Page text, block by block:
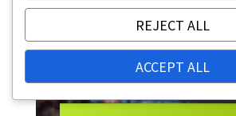
REJECT ALL
ACCEPT ALL